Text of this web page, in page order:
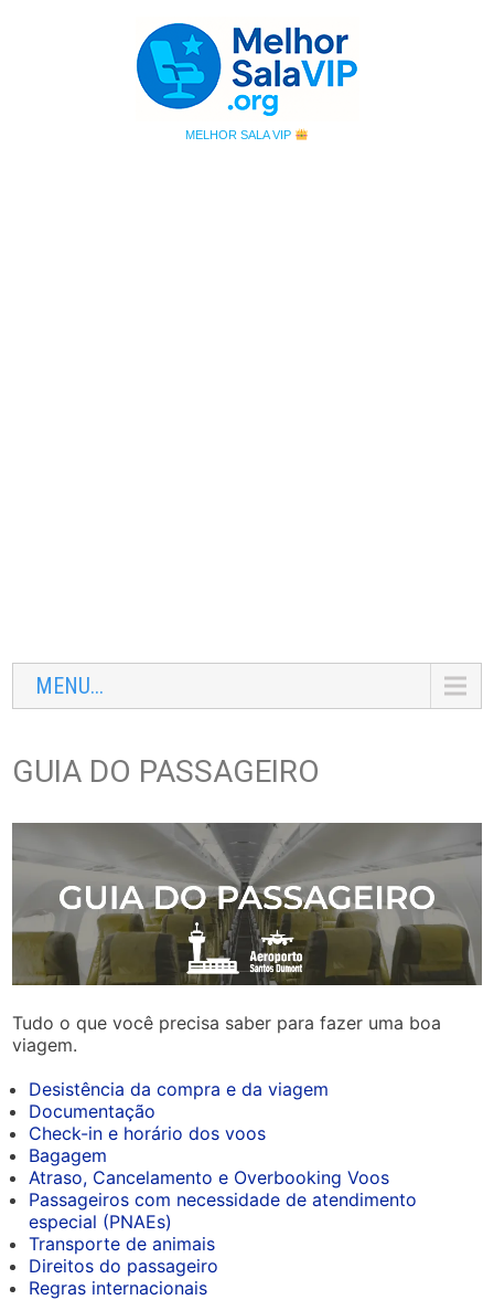
MELHOR SALA VIP
MENU...
GUIA DO PASSAGEIRO
Tudo o que você precisa saber para fazer uma boa
viagem.
Desistência da compra e da viagem
Documentação
Check-in e horário dos voos
Bagagem
Atraso, Cancelamento e Overbooking Voos
Passageiros com necessidade de atendimento
especial (PNAEs)
Transporte de animais
Direitos do passageiro
Regras internacionais